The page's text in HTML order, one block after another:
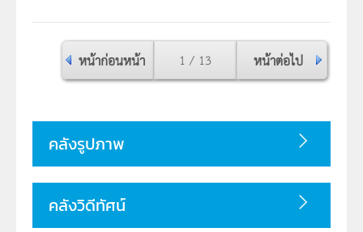
หน้าก่อนหน้า 1 / 13 หน้าต่อไป
คลังรูปภาพ
คลังวิดีทัศน์